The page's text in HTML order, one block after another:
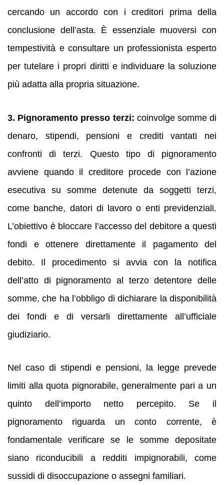
cercando un accordo con i creditori prima della
conclusione dell’asta. È essenziale muoversi con
tempestività e consultare un professionista esperto
per tutelare i propri diritti e individuare la soluzione
più adatta alla propria situazione.
3. Pignoramento presso terzi: coinvolge somme di
denaro, stipendi, pensioni e crediti vantati nei
confronti di terzi. Questo tipo di pignoramento
avviene quando il creditore procede con l’azione
esecutiva su somme detenute da soggetti terzi,
come banche, datori di lavoro o enti previdenziali.
L’obiettivo è bloccare l’accesso del debitore a questi
fondi e ottenere direttamente il pagamento del
debito. Il procedimento si avvia con la notifica
dell’atto di pignoramento al terzo detentore delle
somme, che ha l’obbligo di dichiarare la disponibilità
dei fondi e di versarli direttamente all’ufficiale
giudiziario.
Nel caso di stipendi e pensioni, la legge prevede
limiti alla quota pignorabile, generalmente pari a un
quinto dell’importo netto percepito. Se il
pignoramento riguarda un conto corrente, è
fondamentale verificare se le somme depositate
siano riconducibili a redditi impignorabili, come
sussidi di disoccupazione o assegni familiari.